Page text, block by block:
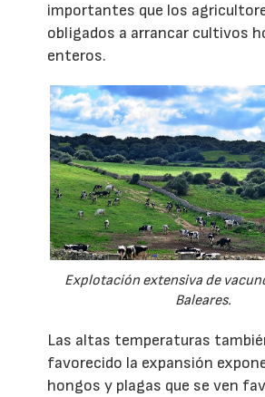
importantes que los
obligados a arrancar cultivos
enteros.
Explotación extensiva de
Baleares.
Las altas temperaturas
favorecido la expansión
hongos y plagas que se ven